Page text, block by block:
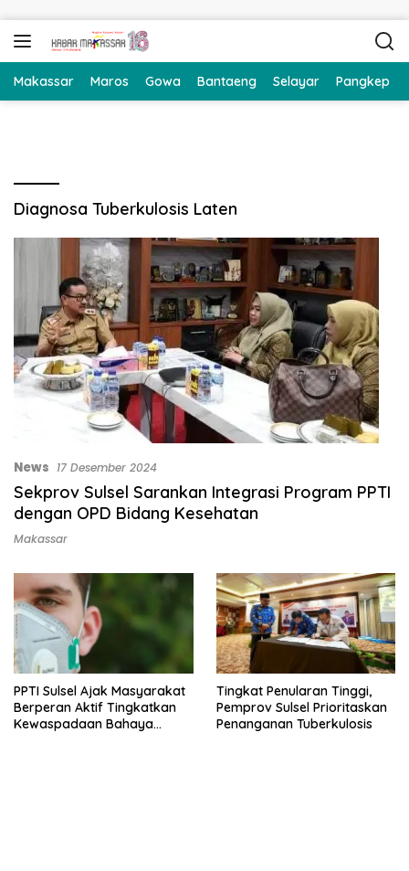
Makassar Maros Gowa Bantaeng Selayar Pangkep
Diagnosa Tuberkulosis Laten
News 17 Desember 2024
Sekprov Sulsel Sarankan Integrasi Program PPTI
dengan OPD Bidang Kesehatan
Makassar
PPTI Sulsel Ajak Masyarakat
Berperan Aktif Tingkatkan
Kewaspadaan Bahaya
Tingkat Penularan Tinggi,
Pemprov Sulsel Prioritaskan
Penanganan Tuberkulosis